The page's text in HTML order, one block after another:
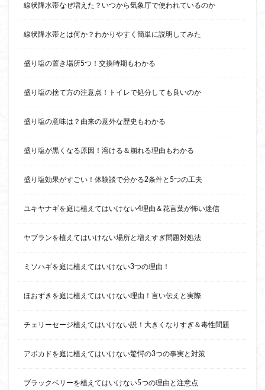
線状降水帯なぜ増えた？いつから気象庁で使われているのか
線状降水帯とは何か？わかりやすく簡単に説明してみた
盛り塩の置き場所5つ！交換時期もわかる
盛り塩の捨て方の注意点！トイレで処分しても良いのか
盛り塩の意味は？由来の意外な歴史もわかる
盛り塩が黒くなる原因！溶ける＆崩れる理由もわかる
盛り塩効果がすごい！体験談で分かる2条件と5つの工夫
ユキヤナギを庭に植えてはいけない4理由＆花言葉が怖い迷信
ヤブランを植えてはいけない場所と増えすぎ問題対処法
ミソハギを庭に植えてはいけない3つの理由！
ほおずきを庭に植えてはいけない理由！言い伝えと実際
チェリーセージ植えてはいけない説！大きくなりすぎ＆毒性問題
アボカドを庭に植えてはいけない驚愕の3つの事実と対策
ブラックベリーを植えてはいけない5つの理由と注意点